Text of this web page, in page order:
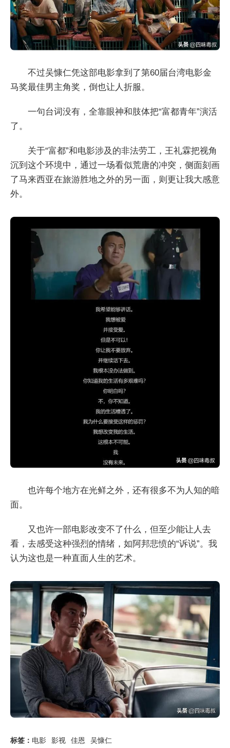
不过吴慷仁凭这部电影拿到了第60届台湾电影金
马奖最佳男主角奖，倒也让人折服。
一句台词没有，全靠眼神和肢体把“富都青年”演活
了。
关于“富都”和电影涉及的非法劳工，王礼霖把视角
沉到这个环境中，通过一场看似荒唐的冲突，侧面刻画
了马来西亚在旅游胜地之外的另一面，则更让我大感意
外。
也许每个地方在光鲜之外，还有很多不为人知的暗
面。
又也许一部电影改变不了什么，但至少能让人去
看，去感受这种强烈的情绪，如阿邦悲愤的“诉说”。我
认为这也是一种直面人生的艺术。
标签： 电影 影视 佳恩 吴慷仁